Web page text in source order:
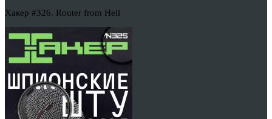
Хакер #326. Router from Hell